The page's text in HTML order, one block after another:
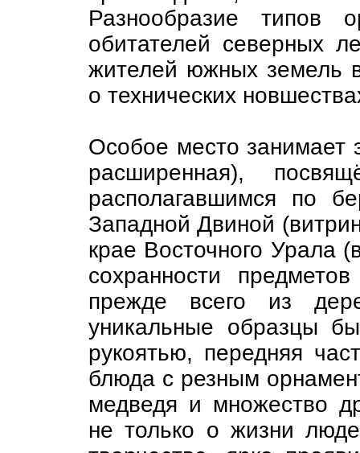
Разнообразие типов
обитателей северных
жителей южных земель
о технических
Особое место занимает
расширенная),
располагавшимся по
Западной Двиной
крае Восточного Урала
сохранности
прежде всего из
уникальные образцы
рукоятью, передняя
блюда с резным
медведя и множество
не только о жизни